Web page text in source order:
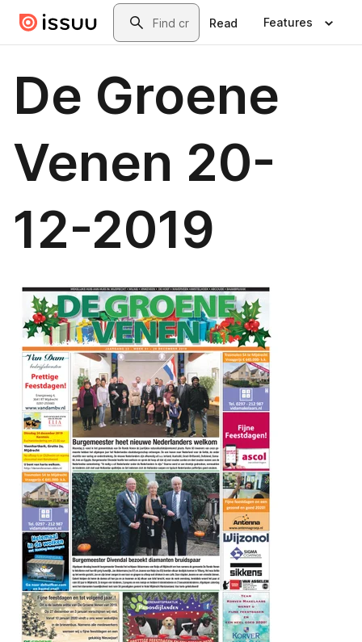
Skip to main contentSearch
Read Features
De Groene
Venen 20-
12-2019